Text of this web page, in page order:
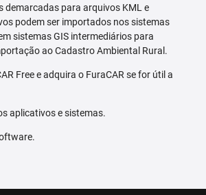
demarcadas para arquivos KML e
podem ser importados nos sistemas
sistemas GIS intermediários para
ao Cadastro Ambiental Rural.
Free e adquira o FuraCAR se for útil a
aplicativos e sistemas.